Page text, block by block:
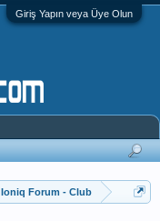
Giriş Yapın veya Üye Olun
Ioniq Forum - Club